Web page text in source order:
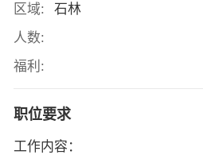
区域:
石林
人数:
福利:
职位要求
工作内容：